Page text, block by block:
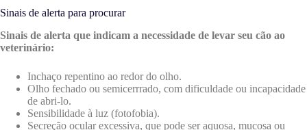
Sinais de alerta para procurar
Sinais de alerta que indicam a necessidade de levar seu cão ao
veterinário:
Inchaço repentino ao redor do olho.
Olho fechado ou semicerrrado, com dificuldade ou incapacidade
de abri-lo.
Sensibilidade à luz (fotofobia).
Secreção ocular excessiva, que pode ser aquosa, mucosa ou